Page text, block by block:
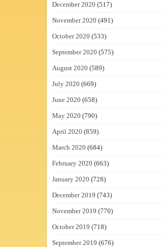
December 2020 (517)
November 2020 (491)
October 2020 (533)
September 2020 (575)
August 2020 (589)
July 2020 (669)
June 2020 (658)
May 2020 (790)
April 2020 (859)
March 2020 (684)
February 2020 (663)
January 2020 (728)
December 2019 (743)
November 2019 (770)
October 2019 (718)
September 2019 (676)